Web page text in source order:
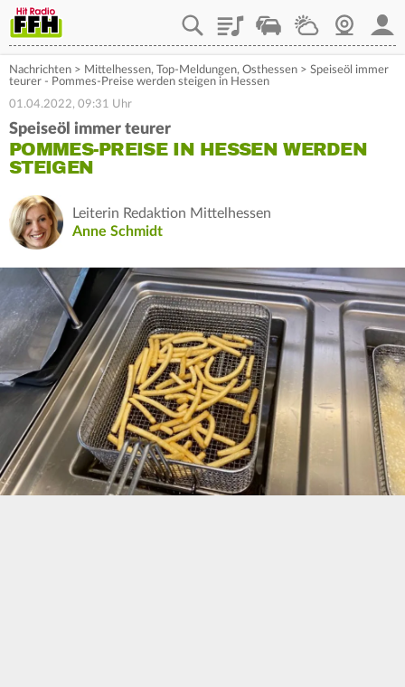
PlaylistStaupilotWetterWebcam
Nachrichten > Mittelhessen, Top-Meldungen, Osthessen > Speiseöl immer
teurer - Pommes-Preise werden steigen in Hessen
01.04.2022, 09:31 Uhr
Speiseöl immer teurer
POMMES-PREISE IN HESSEN WERDEN
STEIGEN
Leiterin Redaktion Mittelhessen
Anne Schmidt